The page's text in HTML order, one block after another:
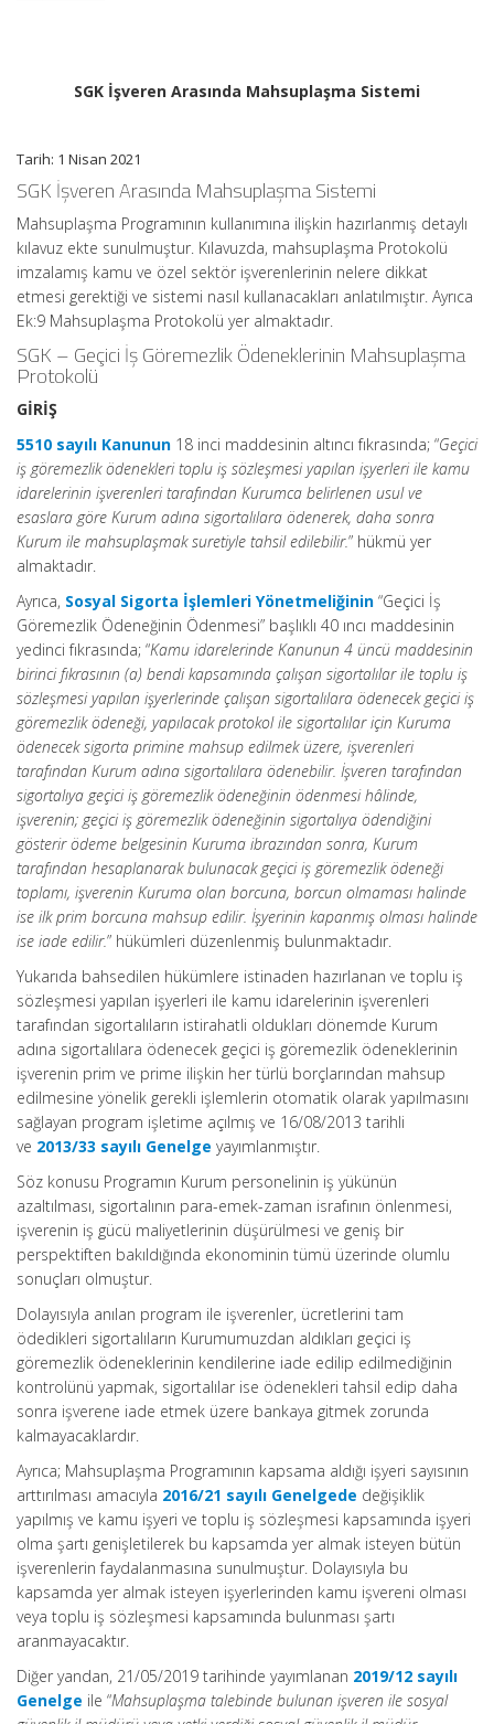
SGK İşveren Arasında Mahsuplaşma Sistemi
Tarih: 1 Nisan 2021
SGK İşveren Arasında Mahsuplaşma Sistemi
Mahsuplaşma Programının kullanımına ilişkin hazırlanmış detaylı
kılavuz ekte sunulmuştur. Kılavuzda, mahsuplaşma Protokolü
imzalamış kamu ve özel sektör işverenlerinin nelere dikkat
etmesi gerektiği ve sistemi nasıl kullanacakları anlatılmıştır. Ayrıca
Ek:9 Mahsuplaşma Protokolü yer almaktadır.
SGK – Geçici İş Göremezlik Ödeneklerinin Mahsuplaşma
Protokolü
GİRİŞ
5510 sayılı Kanunun 18 inci maddesinin altıncı fıkrasında; “Geçici
iş göremezlik ödenekleri toplu iş sözleşmesi yapılan işyerleri ile kamu
idarelerinin işverenleri tarafından Kurumca belirlenen usul ve
esaslara göre Kurum adına sigortalılara ödenerek, daha sonra
Kurum ile mahsuplaşmak suretiyle tahsil edilebilir.” hükmü yer
almaktadır.
Ayrıca, Sosyal Sigorta İşlemleri Yönetmeliğinin “Geçici İş
Göremezlik Ödeneğinin Ödenmesi” başlıklı 40 ıncı maddesinin
yedinci fıkrasında; “Kamu idarelerinde Kanunun 4 üncü maddesinin
birinci fıkrasının (a) bendi kapsamında çalışan sigortalılar ile toplu iş
sözleşmesi yapılan işyerlerinde çalışan sigortalılara ödenecek geçici iş
göremezlik ödeneği, yapılacak protokol ile sigortalılar için Kuruma
ödenecek sigorta primine mahsup edilmek üzere, işverenleri
tarafından Kurum adına sigortalılara ödenebilir. İşveren tarafından
sigortalıya geçici iş göremezlik ödeneğinin ödenmesi hâlinde,
işverenin; geçici iş göremezlik ödeneğinin sigortalıya ödendiğini
gösterir ödeme belgesinin Kuruma ibrazından sonra, Kurum
tarafından hesaplanarak bulunacak geçici iş göremezlik ödeneği
toplamı, işverenin Kuruma olan borcuna, borcun olmaması halinde
ise ilk prim borcuna mahsup edilir. İşyerinin kapanmış olması halinde
ise iade edilir.” hükümleri düzenlenmiş bulunmaktadır.
Yukarıda bahsedilen hükümlere istinaden hazırlanan ve toplu iş
sözleşmesi yapılan işyerleri ile kamu idarelerinin işverenleri
tarafından sigortalıların istirahatli oldukları dönemde Kurum
adına sigortalılara ödenecek geçici iş göremezlik ödeneklerinin
işverenin prim ve prime ilişkin her türlü borçlarından mahsup
edilmesine yönelik gerekli işlemlerin otomatik olarak yapılmasını
sağlayan program işletime açılmış ve 16/08/2013 tarihli
ve 2013/33 sayılı Genelge yayımlanmıştır.
Söz konusu Programın Kurum personelinin iş yükünün
azaltılması, sigortalının para-emek-zaman israfının önlenmesi,
işverenin iş gücü maliyetlerinin düşürülmesi ve geniş bir
perspektiften bakıldığında ekonominin tümü üzerinde olumlu
sonuçları olmuştur.
Dolayısıyla anılan program ile işverenler, ücretlerini tam
ödedikleri sigortalıların Kurumumuzdan aldıkları geçici iş
göremezlik ödeneklerinin kendilerine iade edilip edilmediğinin
kontrolünü yapmak, sigortalılar ise ödenekleri tahsil edip daha
sonra işverene iade etmek üzere bankaya gitmek zorunda
kalmayacaklardır.
Ayrıca; Mahsuplaşma Programının kapsama aldığı işyeri sayısının
arttırılması amacıyla 2016/21 sayılı Genelgede değişiklik
yapılmış ve kamu işyeri ve toplu iş sözleşmesi kapsamında işyeri
olma şartı genişletilerek bu kapsamda yer almak isteyen bütün
işverenlerin faydalanmasına sunulmuştur. Dolayısıyla bu
kapsamda yer almak isteyen işyerlerinden kamu işvereni olması
veya toplu iş sözleşmesi kapsamında bulunması şartı
aranmayacaktır.
Diğer yandan, 21/05/2019 tarihinde yayımlanan 2019/12 sayılı
Genelge ile “Mahsuplaşma talebinde bulunan işveren ile sosyal